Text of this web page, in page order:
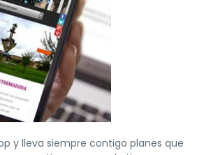
y lleva siempre contigo planes que